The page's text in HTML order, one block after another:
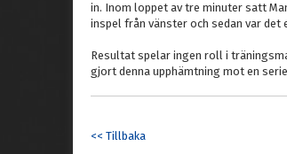
in. Inom loppet av tre minuter satt
inspel från vänster och sedan var det
Resultat spelar ingen roll i
gjort denna upphämtning mot en
<< Tillbaka